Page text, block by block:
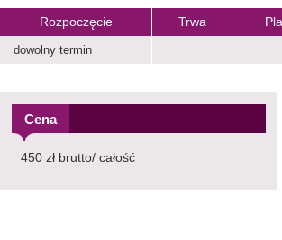
Rozpoczęcie Trwa
dowolny termin
Cena
450 zł brutto/ całość